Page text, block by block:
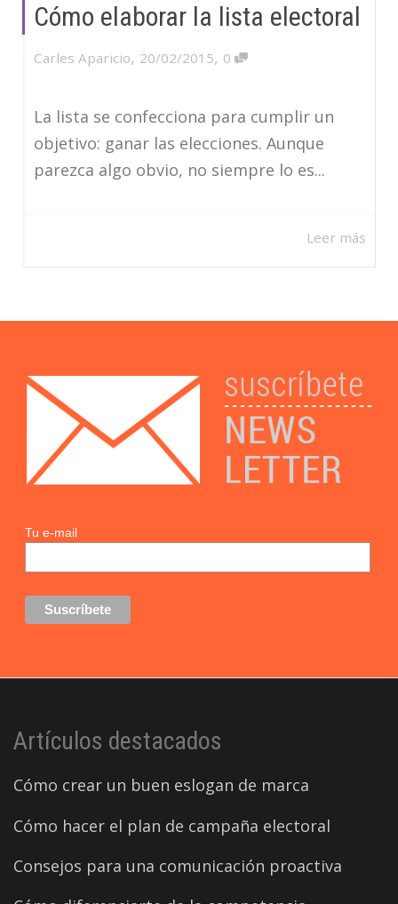
Cómo elaborar la lista electoral
Carles Aparicio, 20/02/2015, 0
La lista se confecciona para cumplir un
objetivo: ganar las elecciones. Aunque
parezca algo obvio, no siempre lo es...
Leer más
Tu e-mail
Artículos destacados
Cómo crear un buen eslogan de marca
Cómo hacer el plan de campaña electoral
Consejos para una comunicación proactiva